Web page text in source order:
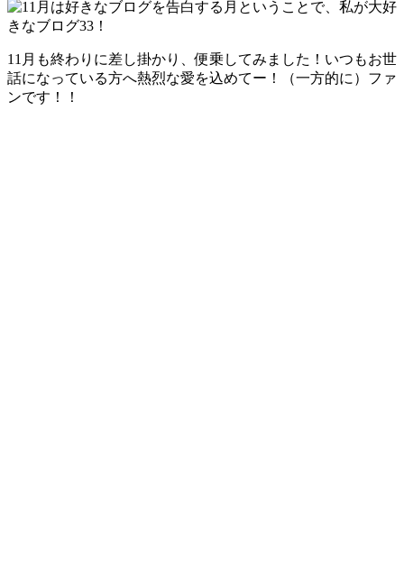
11月も終わりに差し掛かり、便乗してみました！いつもお世
話になっている方へ熱烈な愛を込めてー！（一方的に）ファ
ンです！！